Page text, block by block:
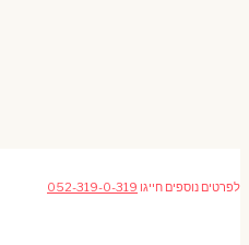
לפרטים נוספים חייגו 052-319-0-319